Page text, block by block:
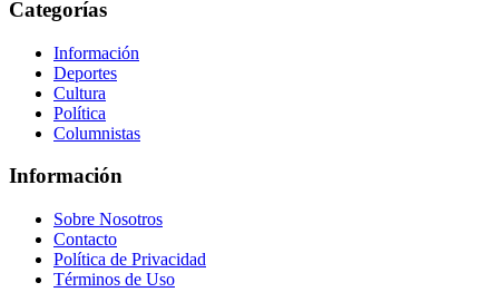
Categorías
Información
Deportes
Cultura
Política
Columnistas
Información
Sobre Nosotros
Contacto
Política de Privacidad
Términos de Uso